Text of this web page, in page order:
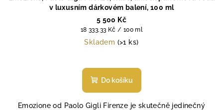
v luxusním dárkovém balení, 100 ml
5 500 Kč
Měrná
cena:
18 333,33 Kč / 100 ml
Skladem (>1 ks)
Do košíku
Emozione od Paolo Gigli Firenze je skutečně jedinečný